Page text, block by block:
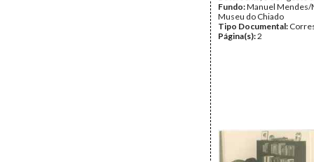
Fundo:Manuel Mendes/
Museu do Chiado
Tipo Documental:
Página(s):2